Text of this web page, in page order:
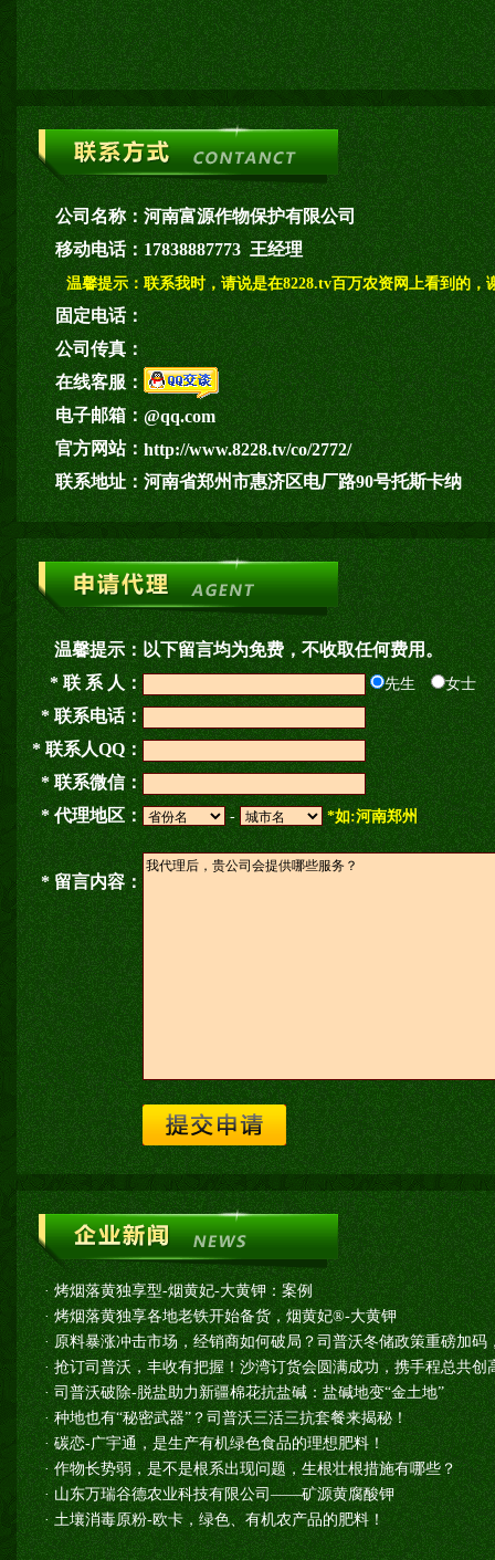
公司名称：河南富源作物保护有限公司
移动电话：17838887773 王经理
温馨提示： 联系我时，请说是在8228.tv百万农资网上看到的，
固定电话：
公司传真：
在线客服：
电子邮箱：@qq.com
官方网站：http://www.8228.tv/co/2772/
联系地址：河南省郑州市惠济区电厂路90号托斯卡纳
温馨提示：以下留言均为免费，不收取任何费用。
* 联 系 人：
先生 女士
* 联系电话：
* 联系人QQ：
* 联系微信：
* 代理地区：
- *如:河南郑州
* 留言内容：
·烤烟落黄独享型-烟黄妃-大黄钾：案例
·烤烟落黄独享各地老铁开始备货，烟黄妃®-大黄钾
· 原料暴涨冲击市场，经销商如何破局？司普沃冬储政策重磅加码
·抢订司普沃，丰收有把握！沙湾订货会圆满成功，携手程总共创
·司普沃破除-脱盐助力新疆棉花抗盐碱：盐碱地变“金土地”
·种地也有“秘密武器”？司普沃三活三抗套餐来揭秘！
·碳恋-广宇通，是生产有机绿色食品的理想肥料！
·作物长势弱，是不是根系出现问题，生根壮根措施有哪些？
·山东万瑞谷德农业科技有限公司——矿源黄腐酸钾
·土壤消毒原粉-欧卡，绿色、有机农产品的肥料！